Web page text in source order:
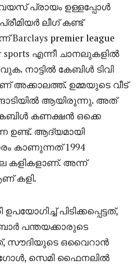
പ്രായം ഉള്ളപ്പോൾ
ലീഗ് കണ്ട്
premier league
sports എന്നീ ചാനലുകളിൽ
നാട്ടിൽ കേബിൾ ടിവി
അക്കാലത്ത്. ഉമ്മയുടെ വീട്
ആയിരുന്നു. അത്
കണക്ഷൻ ഒക്കെ
ഉണ്ട്. ആദ്യമായി
കാണുന്നത് 1994
കളികളാണ്. അന്ന്
കളി.
പിടിക്കപ്പെട്ടത്,
പന്തയക്കാരുടെ
സൗദിയുടെ ഒവൈറാൻ
ഗോൾ, സെമി ഫൈനലിൽ